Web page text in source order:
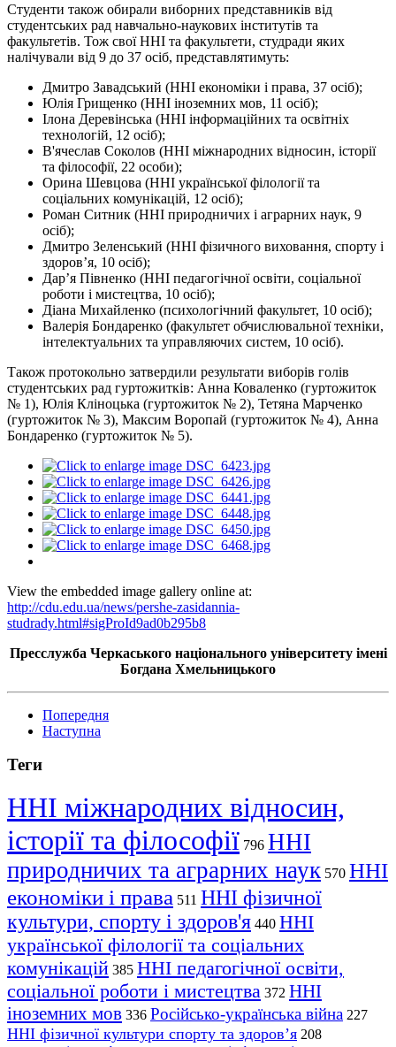
Студенти також обирали виборних представників від
студентських рад навчально-наукових інститутів та
факультетів. Тож свої ННІ та факультети, студради яких
налічували від 9 до 37 осіб, представлятимуть:
Дмитро Завадський (ННІ економіки і права, 37 осіб);
Юлія Грищенко (ННІ іноземних мов, 11 осіб);
Ілона Деревінська (ННІ інформаційних та освітніх
технологій, 12 осіб);
В'ячеслав Соколов (ННІ міжнародних відносин, історії
та філософії, 22 особи);
Орина Шевцова (ННІ української філології та
соціальних комунікацій, 12 осіб);
Роман Ситник (ННІ природничих і аграрних наук, 9
осіб);
Дмитро Зеленський (ННІ фізичного виховання, спорту і
здоров’я, 10 осіб);
Дар’я Півненко (ННІ педагогічної освіти, соціальної
роботи і мистецтва, 10 осіб);
Діана Михайленко (психологічний факультет, 10 осіб);
Валерія Бондаренко (факультет обчислювальної техніки,
інтелектуальних та управляючих систем, 10 осіб).
Також протокольно затвердили результати виборів голів
студентських рад гуртожитків: Анна Коваленко (гуртожиток
№ 1), Юлія Кліноцька (гуртожиток № 2), Тетяна Марченко
(гуртожиток № 3), Максим Воропай (гуртожиток № 4), Анна
Бондаренко (гуртожиток № 5).
View the embedded image gallery online at:
http://cdu.edu.ua/news/pershe-zasidannia-
studrady.html#sigProId9ad0b295b8
Пресслужба Черкаського національного університету імені
Богдана Хмельницького
Попередня
Наступна
Теги
ННІ міжнародних відносин,
історії та філософії 796 ННІ
природничих та аграрних наук 570 ННІ
економіки і права 511 ННІ фізичної
культури, спорту і здоров'я 440 ННІ
української філології та соціальних
комунікацій 385 ННІ педагогічної освіти,
соціальної роботи і мистецтва 372 ННІ
іноземних мов 336 Російсько-українська війна 227
ННІ фізичної культури спорту та здоров’я 208